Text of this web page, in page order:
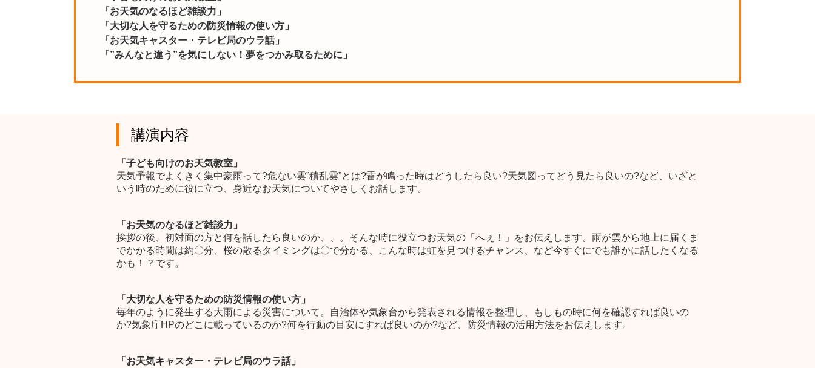
「お天気のなるほど雑談力」
「大切な人を守るための防災情報の使い方」
「お天気キャスター・テレビ局のウラ話」
「”みんなと違う”を気にしない！夢をつかみ取るために」
講演内容
「子ども向けのお天気教室」
天気予報でよくきく集中豪雨って?危ない雲”積乱雲”とは?雷が鳴った時はどうしたら良い?天気図ってどう見たら良いの?など、いざと
いう時のために役に立つ、身近なお天気についてやさしくお話します。
「お天気のなるほど雑談力」
挨拶の後、初対面の方と何を話したら良いのか、、。そんな時に役立つお天気の「へぇ！」をお伝えします。雨が雲から地上に届くま
でかかる時間は約〇分、桜の散るタイミングは〇で分かる、こんな時は虹を見つけるチャンス、など今すぐにでも誰かに話したくなる
かも！？です。
「大切な人を守るための防災情報の使い方」
毎年のように発生する大雨による災害について。自治体や気象台から発表される情報を整理し、もしもの時に何を確認すれば良いの
か?気象庁HPのどこに載っているのか?何を行動の目安にすれば良いのか?など、防災情報の活用方法をお伝えします。
「お天気キャスター・テレビ局のウラ話」